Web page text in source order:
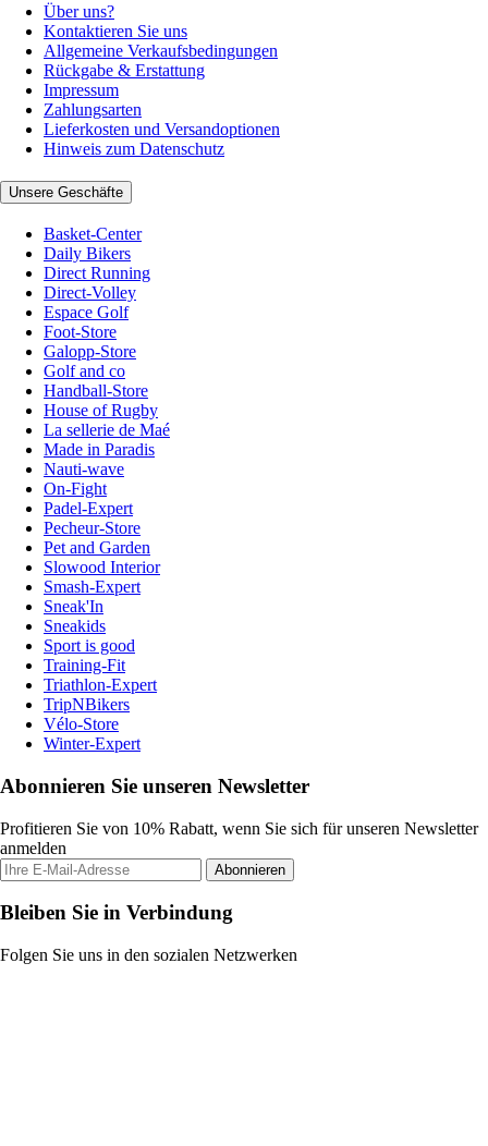
Über uns?
Kontaktieren Sie uns
Allgemeine Verkaufsbedingungen
Rückgabe & Erstattung
Impressum
Zahlungsarten
Lieferkosten und Versandoptionen
Hinweis zum Datenschutz
Unsere Geschäfte
Basket-Center
Daily Bikers
Direct Running
Direct-Volley
Espace Golf
Foot-Store
Galopp-Store
Golf and co
Handball-Store
House of Rugby
La sellerie de Maé
Made in Paradis
Nauti-wave
On-Fight
Padel-Expert
Pecheur-Store
Pet and Garden
Slowood Interior
Smash-Expert
Sneak'In
Sneakids
Sport is good
Training-Fit
Triathlon-Expert
TripNBikers
Vélo-Store
Winter-Expert
Abonnieren Sie unseren Newsletter
Profitieren Sie von 10% Rabatt, wenn Sie sich für unseren Newsletter
anmelden
Abonnieren
Bleiben Sie in Verbindung
Folgen Sie uns in den sozialen Netzwerken